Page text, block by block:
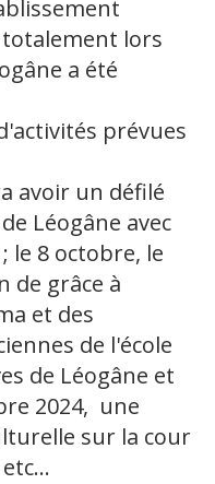
lors
a été
prévues
avoir un défilé
Léogâne avec
le 8 octobre, le
de grâce à
et des
de l'école
de Léogâne et
2024, une
sur la cour